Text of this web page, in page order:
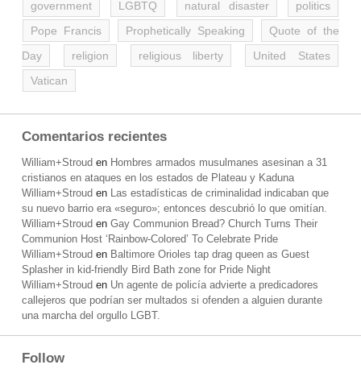
government
LGBTQ natural disaster
politics
Pope Francis
Prophetically Speaking
Quote of the
Day
religion religious liberty
United States
Vatican
Comentarios recientes
William+Stroud en Hombres armados musulmanes asesinan a 31
cristianos en ataques en los estados de Plateau y Kaduna
William+Stroud en Las estadísticas de criminalidad indicaban que
su nuevo barrio era «seguro»; entonces descubrió lo que omitían.
William+Stroud en Gay Communion Bread? Church Turns Their
Communion Host ‘Rainbow-Colored’ To Celebrate Pride
William+Stroud en Baltimore Orioles tap drag queen as Guest
Splasher in kid-friendly Bird Bath zone for Pride Night
William+Stroud en Un agente de policía advierte a predicadores
callejeros que podrían ser multados si ofenden a alguien durante
una marcha del orgullo LGBT.
Follow